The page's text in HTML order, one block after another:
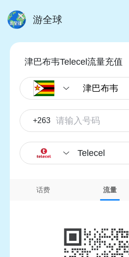
游全球
津巴布韦Telecel流量充值
+263
Telecel
话费 流量